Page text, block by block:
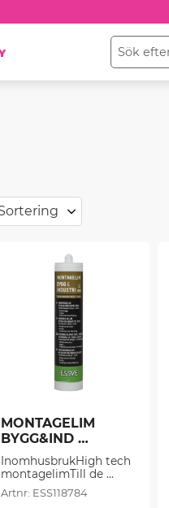
MONTAGELIM
BYGG&IND
EKO,PATRON (0,3
l/frp)
InomhusbrukHigh tech
montagelimTill de
flesta montageEx:
bröstpanel,
ESS118784